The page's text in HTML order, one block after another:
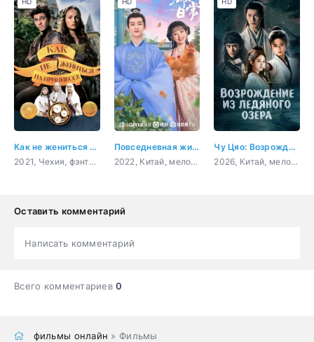
Как не жениться на принцессе
2021, Чехия, фэнтези, комедия, семейный
Повседневная жизнь в Синьчуане
2022, Китай, мелодрама, комедия
Чу Цяо: Возрождение из Ледяного озера
2026, Китай, мелодрама
Оставить комментарий
Написать комментарий
Всего комментариев0
фильмы онлайн » Фильмы